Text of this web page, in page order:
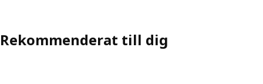
Rekommenderat till dig